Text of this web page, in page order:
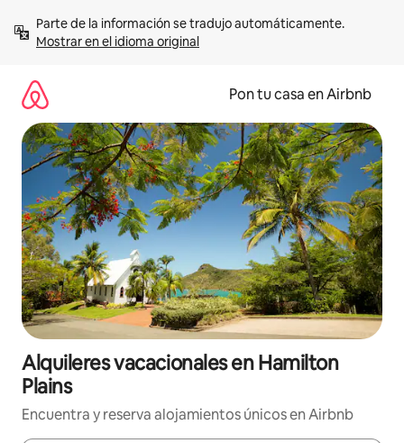
contenidoMostrar en el idioma original
Pon tu casa en Airbnb
Alquileres vacacionales en Hamilton
Plains
Encuentra y reserva alojamientos únicos en Airbnb